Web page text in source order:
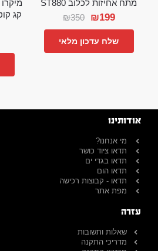
מתח אחיזות לכלוב ST880
₪350 ₪199
שלח עדכון מלאי
אודותינו
מי אנחנו?
תדאו ציוד כושר
תדאו בגדי ים
תדאו הום
תדאו - קבוצות רכישה
מפת אתר
עזרה
שאלות ותשובות
מדריכי התקנה